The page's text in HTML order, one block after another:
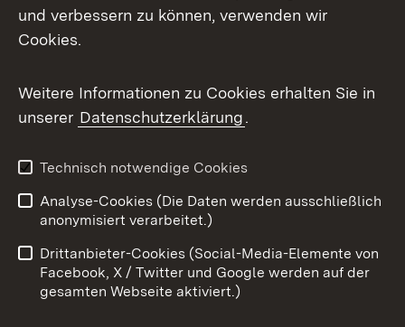
Facebook
X / Twitter
Youtube
Impressum
Kontakt
Barrierefreiheit
Datenschutz
Cookies
und verbessern zu können, verwenden wir
Cookies.
Weitere Informationen zu Cookies erhalten Sie in
unserer Datenschutzerklärung.
Technisch notwendige Cookies
Analyse-Cookies (Die Daten werden ausschließlich
anonymisiert verarbeitet.)
Drittanbieter-Cookies (Social-Media-Elemente von
Facebook, X / Twitter und Google werden auf der
gesamten Webseite aktiviert.)